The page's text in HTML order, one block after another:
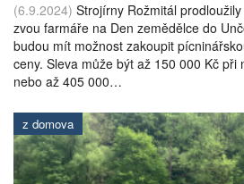
(6.9.2024) Strojírny Rožmitál
zvou farmáře na Den zemědělce do
budou mít možnost zakoupit
ceny. Sleva může být až 150 000 Kč při
nebo až 405 000…
z domova